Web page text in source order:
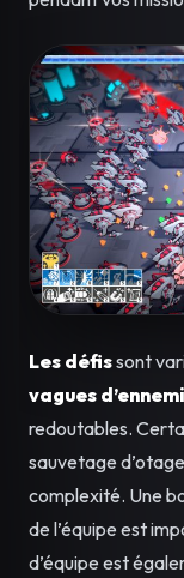
Les défissont
vagues
redoutables.
sauvetage
complexité. Une
de l’équipe est
d’équipe est